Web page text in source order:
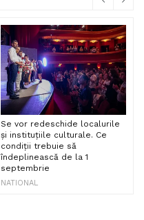
Se vor redeschide localurile
și instituțiile culturale. Ce
condiții trebuie să
îndeplinească de la 1
septembrie
NATIONAL